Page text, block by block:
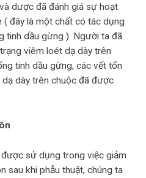
dược đã đánh giá sự hoạt
đây là một chất có tác dụng
tinh dầu gừng ). Người ta đã
viêm loét dạ dày trên
tinh dầu gừng, các vết tổn
dày trên chuộc đã được
sử dụng trong việc giảm
sau khi phẫu thuật, chúng ta